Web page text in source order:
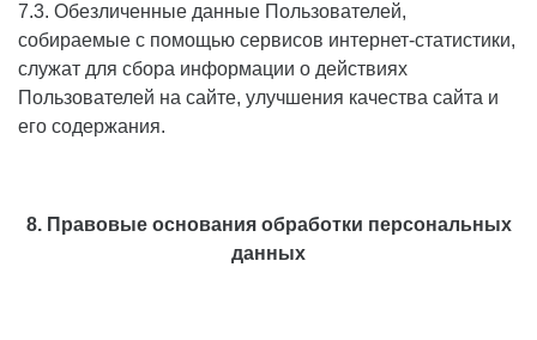
7.3. Обезличенные данные Пользователей,
собираемые с помощью сервисов интернет-статистики,
служат для сбора информации о действиях
Пользователей на сайте, улучшения качества сайта и
его содержания.
8. Правовые основания обработки персональных
данных